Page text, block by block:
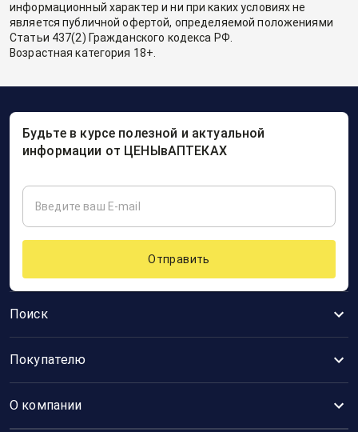
информационный характер и ни при каких условиях не
является публичной офертой, определяемой положениями
Статьи 437(2) Гражданского кодекса РФ.
Возрастная категория 18+.
Поиск
Покупателю
О компании
Будьте в курсе полезной и актуальной
информации от ЦЕНЫвАПТЕКАХ
Отправить